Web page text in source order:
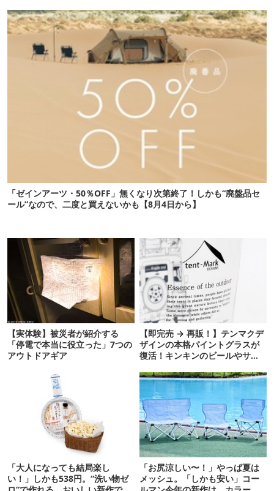
「ゼインアーツ・50％OFF」無くなり次第終了！しかも“廃盤品セ
ール”なので、二度と買えないかも【8月4日から】
【実体験】被災者が紹介する
「停電で本当に役立った」7つの
アウトドアギア
【即完売 → 再販！】テンマクデ
ザインの本格パイントグラスが
復活！キンキンのビールやサワ
「大人になっても結局楽し
い！」しかも538円。“洗い物ゼ
「お尻涼しい〜！」やっぱ夏は
メッシュ。「しかも安い」コー